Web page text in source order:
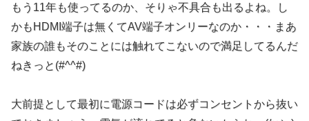
もう11年も使ってるのか、そりゃ不具合も出るよね。し
かもHDMI端子は無くてAV端子オンリーなのか・・・まあ
家族の誰もそのことには触れてこないので満足してるんだ
ねきっと(#^^#)
大前提として最初に電源コードは必ずコンセントから抜い